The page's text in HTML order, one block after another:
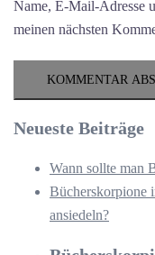
Name, E-Mail-Adresse
meinen nächsten
Neueste Beiträge
Wann sollte man
Bücherskorpione
ansiedeln?